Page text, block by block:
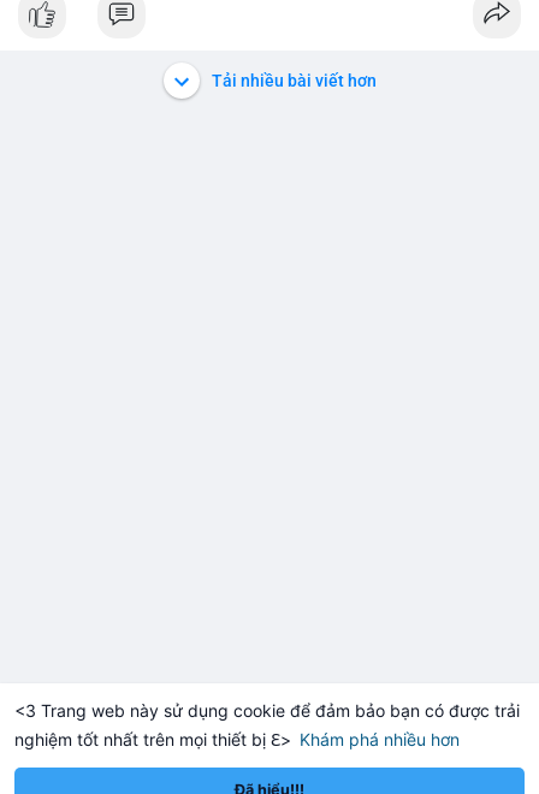
<3 Trang web này sử dụng cookie để đảm bảo bạn có được trải
nghiệm tốt nhất trên mọi thiết bị ℇ> Khám phá nhiều hơn
Đã hiểu!!!
-0.32% Solana SOL $72.98 -1.25%
Tải nhiều bài viết hơn